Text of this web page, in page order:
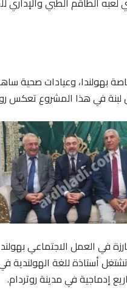
بهولندا، وعيادات صحية
في هذا المشروع تعكس
في العمل الاجتماعي
أستاذة للغة
إدماجية في مدينة روتردام.